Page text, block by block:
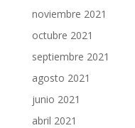
noviembre 2021
octubre 2021
septiembre 2021
agosto 2021
junio 2021
abril 2021